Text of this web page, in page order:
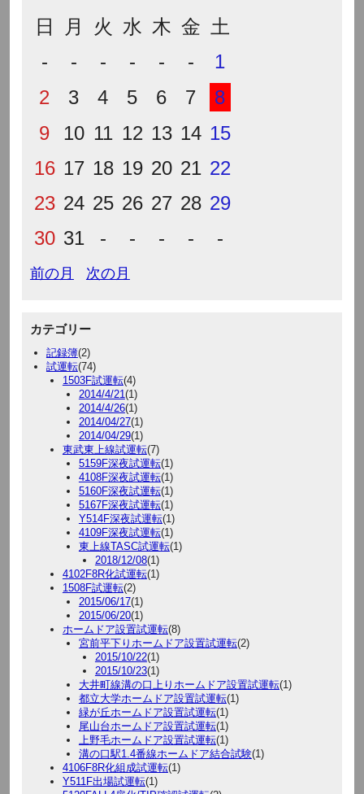
日 月 火 水 木 金 土
-
- - - - -
1
2
3 4 5 6 7
8
9
10 11 12 13 14 15
16 17 18 19 20 21 22
23 24 25 26 27 28 29
30 31 - - - - -
前の月 次の月
カテゴリー
記録簿(2)
試運転(74)
1503F試運転(4)
2014/4/21(1)
2014/4/26(1)
2014/04/27(1)
2014/04/29(1)
東武東上線試運転(7)
5159F深夜試運転(1)
4108F深夜試運転(1)
5160F深夜試運転(1)
5167F深夜試運転(1)
Y514F深夜試運転(1)
4109F深夜試運転(1)
東上線TASC試運転(1)
2018/12/08(1)
4102F8R化試運転(1)
1508F試運転(2)
2015/06/17(1)
2015/06/20(1)
ホームドア設置試運転(8)
宮前平下りホームドア設置試運転(2)
2015/10/22(1)
2015/10/23(1)
大井町線溝の口上りホームドア設置試運転(1)
都立大学ホームドア設置試運転(1)
緑が丘ホームドア設置試運転(1)
尾山台ホームドア設置試運転(1)
上野毛ホームドア設置試運転(1)
溝の口駅1.4番線ホームドア結合試験(1)
4106F8R化組成試運転(1)
Y511F出場試運転(1)